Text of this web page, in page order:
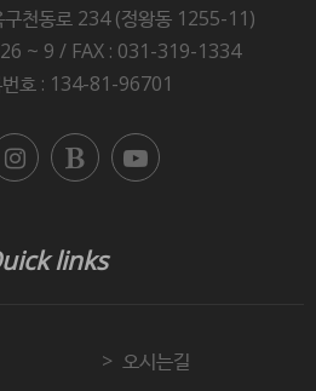
구천동로 234 (정왕동 1255-11)
~ 9 / FAX : 031-319-1334
번호 : 134-81-96701
links
오시는길